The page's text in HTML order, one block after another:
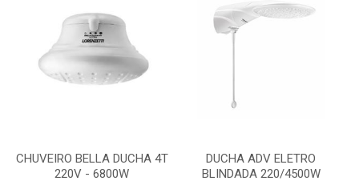
CHUVEIRO BELLA DUCHA 4T
220V - 6800W
DUCHA ADV ELETRO
BLINDADA 220/4500W